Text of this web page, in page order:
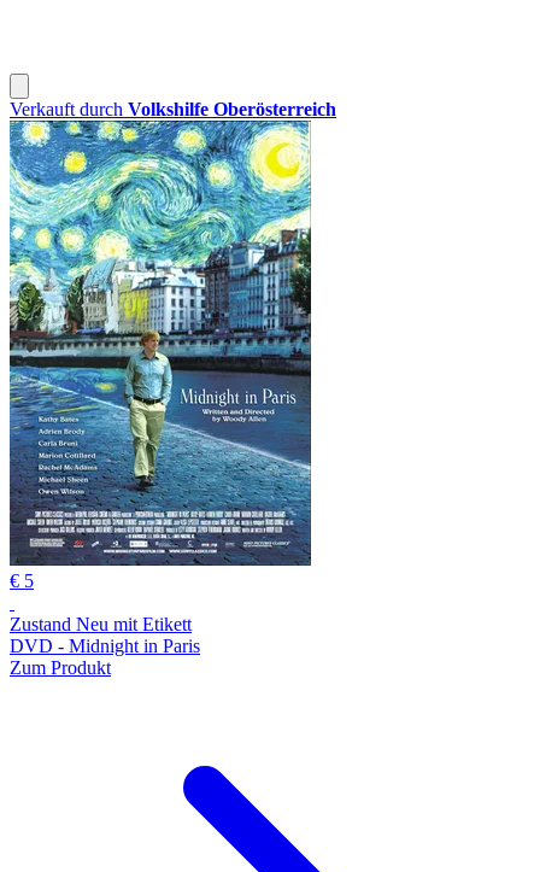
Verkauft durch Volkshilfe Oberösterreich
€ 5
Zustand Neu mit Etikett
DVD - Midnight in Paris
Zum Produkt